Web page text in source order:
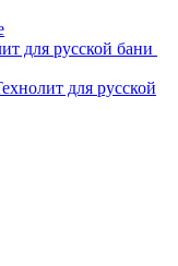
для русской бани
для русской